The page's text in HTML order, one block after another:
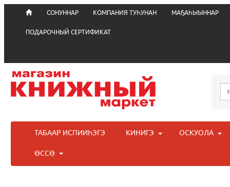
СОНУННАР КОМПАНИЯ ТУҺУНАН МАҔАҺЫЫННАР
ПОДАРОЧНЫЙ СЕРТИФИКАТ
ТАБААР ИСПИИҺЭГЭ КИНИГЭ ОСКУОЛА
ӨССӨ